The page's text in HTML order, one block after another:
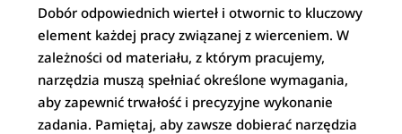
Dobór odpowiednich wierteł i otwornic to kluczowy
element każdej pracy związanej z wierceniem. W
zależności od materiału, z którym pracujemy,
narzędzia muszą spełniać określone wymagania,
aby zapewnić trwałość i precyzyjne wykonanie
zadania. Pamiętaj, aby zawsze dobierać narzędzia